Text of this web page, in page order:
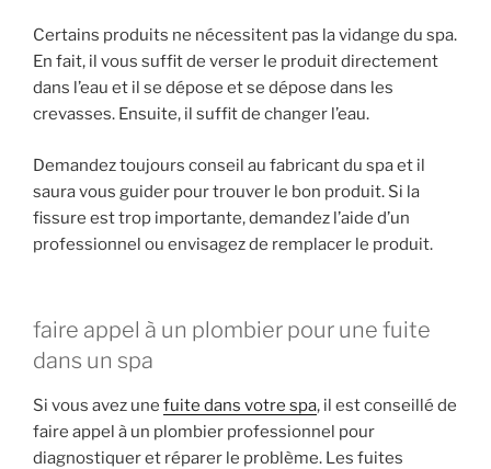
Certains produits ne nécessitent pas la vidange du spa.
En fait, il vous suffit de verser le produit directement
dans l’eau et il se dépose et se dépose dans les
crevasses. Ensuite, il suffit de changer l’eau.
Demandez toujours conseil au fabricant du spa et il
saura vous guider pour trouver le bon produit. Si la
fissure est trop importante, demandez l’aide d’un
professionnel ou envisagez de remplacer le produit.
faire appel à un plombier pour une fuite
dans un spa
Si vous avez une fuite dans votre spa, il est conseillé de
faire appel à un plombier professionnel pour
diagnostiquer et réparer le problème. Les fuites